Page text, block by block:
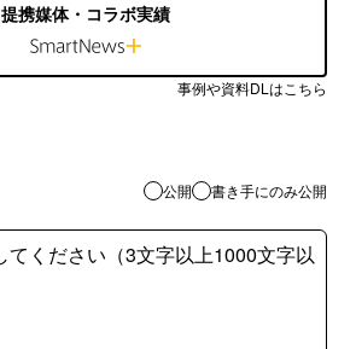
提携媒体・コラボ実績
事例や資料DLはこちら
公開 書き手にのみ公開